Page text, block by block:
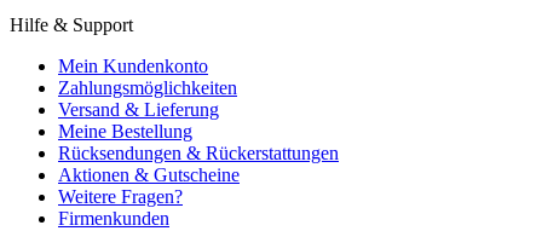
Hilfe & Support
Mein Kundenkonto
Zahlungsmöglichkeiten
Versand & Lieferung
Meine Bestellung
Rücksendungen & Rückerstattungen
Aktionen & Gutscheine
Weitere Fragen?
Firmenkunden